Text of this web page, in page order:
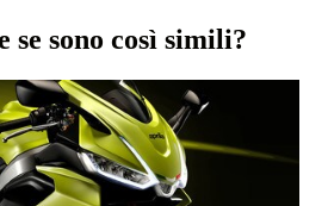
se sono così simili?